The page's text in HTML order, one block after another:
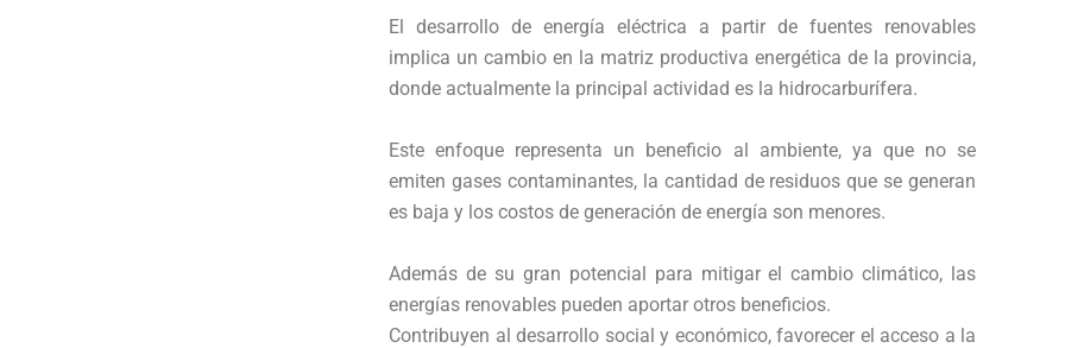
El desarrollo de energía eléctrica a partir de fuentes renovables
implica un cambio en la matriz productiva energética de la provincia,
donde actualmente la principal actividad es la hidrocarburífera.
Este enfoque representa un beneficio al ambiente, ya que no se
emiten gases contaminantes, la cantidad de residuos que se generan
es baja y los costos de generación de energía son menores.
Además de su gran potencial para mitigar el cambio climático, las
energías renovables pueden aportar otros beneficios.
Contribuyen al desarrollo social y económico, favorecer el acceso a la